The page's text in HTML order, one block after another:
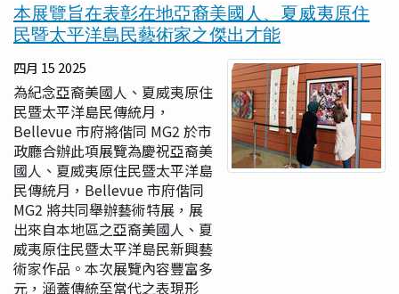
本展覽旨在表彰在地亞裔美國人、夏威夷原住
民暨太平洋島民藝術家之傑出才能
四月 15 2025
為紀念亞裔美國人、夏威夷原住
民暨太平洋島民傳統月，
Bellevue 市府將偕同 MG2 於市
政廳合辦此項展覽為慶祝亞裔美
國人、夏威夷原住民暨太平洋島
民傳統月，Bellevue 市府偕同
MG2 將共同舉辦藝術特展，展
出來自本地區之亞裔美國人、夏
威夷原住民暨太平洋島民新興藝
術家作品。本次展覽內容豐富多
元，涵蓋傳統至當代之表現形